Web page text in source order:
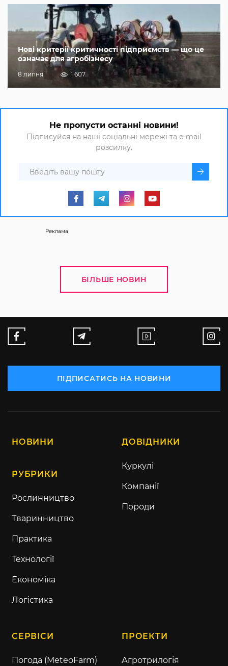
Нові критерії критичності підприємств — що це
означає для агробізнесу
8 липня 1 607
Не пропусти останні новини!
Підписуйся на наші соціальні мережі та e-mail
розсилку.
Реклама
БІЛЬШЕ НОВИН
ПІДПИСАТИСЬ НА НОВИНИ
НОВИНИ
РУБРИКИ
Рослинництво
Тваринництво
Практика
Технології
Економіка
Логістика
ДОВІДНИКИ
Куркулі
Компанії
Породи
СЕРВІСИ
Погода (MeteoFarm)
ПРОЕКТИ
Агротрилогія